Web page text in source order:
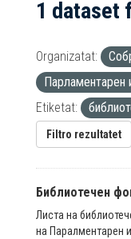
1 dataset
Organizatat:
Парламентарен
Etiketat:
Filtro rezultatet
Библиотечен
Листа на
на Паралментарен